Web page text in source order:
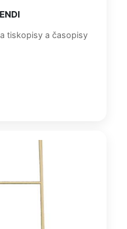
tiskopisy a časopisy